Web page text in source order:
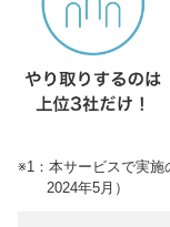
※1：本サービスで実施
2024年5月）